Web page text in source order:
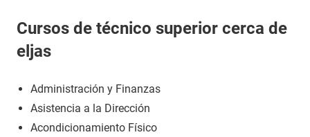
Cursos de técnico superior cerca de
eljas
Administración y Finanzas
Asistencia a la Dirección
Acondicionamiento Físico